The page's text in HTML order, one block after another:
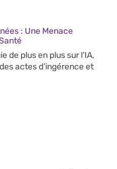
: Une Menace
de plus en plus sur l’IA,
actes d’ingérence et